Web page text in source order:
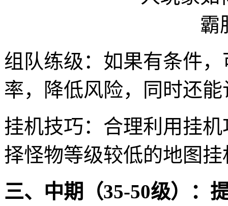
组队练级：如果有条件
率，降低风险，同时还
挂机技巧：合理利用挂
择怪物等级较低的地图
三、中期（35-50级）：